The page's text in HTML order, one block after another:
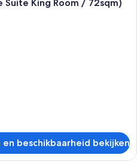
King Room / 72sqm)
en beschikbaarheid bekijken